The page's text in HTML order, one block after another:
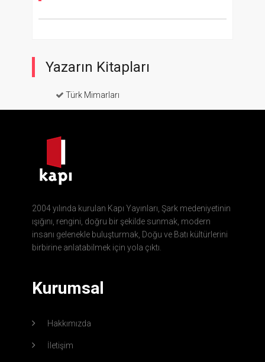
Yazarın Kitapları
Türk Mimarları
2004 yılında kurulan Kapı Yayınları, Şark medeniyetinin
ışığını, rengini, doğru bir şekilde sunmak, modern
insanı gelenekle buluşturmak, Doğu ve Batı kültürlerini
birbirine anlatabilmek için yola çıktı.
Kurumsal
Hakkımızda
İletişim